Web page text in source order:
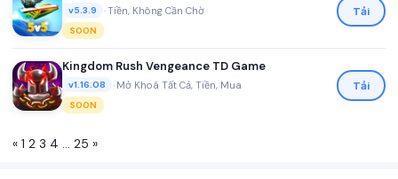
v5.3.9 Tiền, Không Cần Chờ
SOON
Tải
Kingdom Rush Vengeance TD Game
v1.16.08 Mở Khoá Tất Cả, Tiền, Mua
SOON
Tải
« 1 2 3 4 … 25 »